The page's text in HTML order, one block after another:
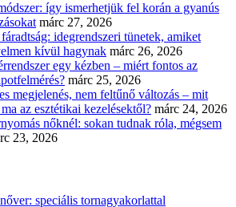
így ismerhetjük fel korán a gyanús
márc 27, 2026
idegrendszeri tünetek, amiket
kívül hagynak márc 26, 2026
egy kézben – miért fontos az
márc 25, 2026
megjelenés, nem feltűnő változás – mit
az esztétikai kezelésektől? márc 24, 2026
nőknél: sokan tudnak róla, mégsem
23, 2026
speciális tornagyakorlattal